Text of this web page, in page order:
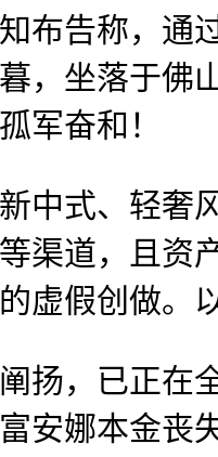
告称，通
，坐落于
军奋和！
式、轻奢
渠道，且资
虚假创做。
，已正在全
安娜本金丧